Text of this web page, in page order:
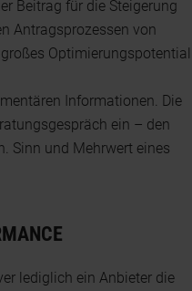
Beitrag für die Steigerung
Antragsprozessen von
Optimierungspotential
Informationen. Die
ein – den
Sinn und Mehrwert eines
ledig­lich ein Anbieter die